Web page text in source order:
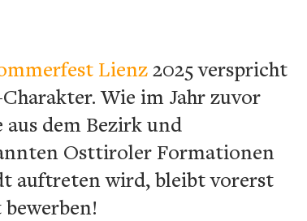
Lienz2025 verspricht
Wie im Jahr zuvor
aus dem Bezirk und
Osttiroler Formationen
auftreten wird, bleibt vorerst